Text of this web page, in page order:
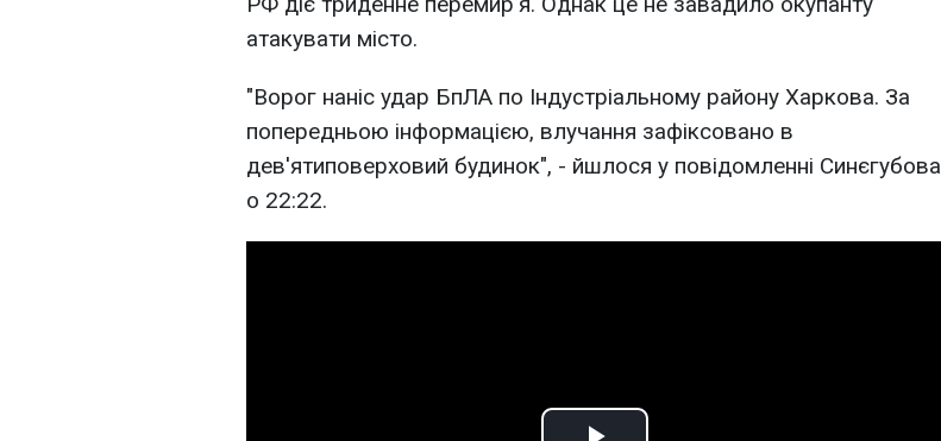
атакувати місто.
"Ворог наніс удар БпЛА по Індустріальному району Харкова. За
попередньою інформацією, влучання зафіксовано в
дев'ятиповерховий будинок", - йшлося у повідомленні Синєгубова
о 22:22.